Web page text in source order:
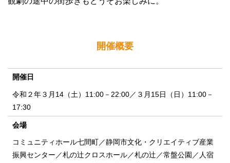
開催概要
開催日
令和２年３月14（土）11:00－22:00／３月15日（日）11:00－
17:30
会場
コミュニティホール七間町／静岡市文化・クリエイティブ産業
振興センター／札の辻クロスホール／札の辻／常盤公園／人宿